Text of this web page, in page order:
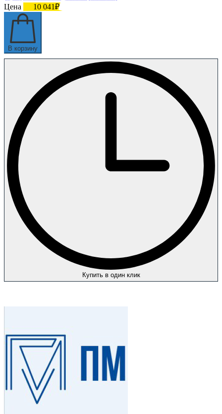
Цена
10 041₽
В корзину
Купить в один клик